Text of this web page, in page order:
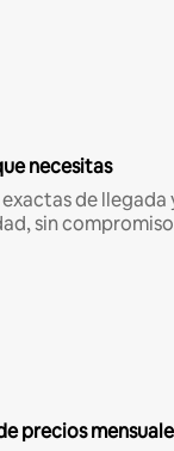
necesitas
de llegada
sin
precios